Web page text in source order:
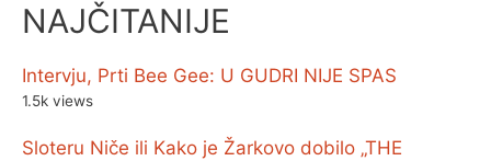
NAJČITANIJE
Intervju, Prti Bee Gee: U GUDRI NIJE SPAS
1.5k views
Sloteru Niče ili Kako je Žarkovo dobilo „THE